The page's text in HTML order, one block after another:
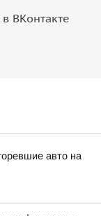
ВКонтакте
авто на